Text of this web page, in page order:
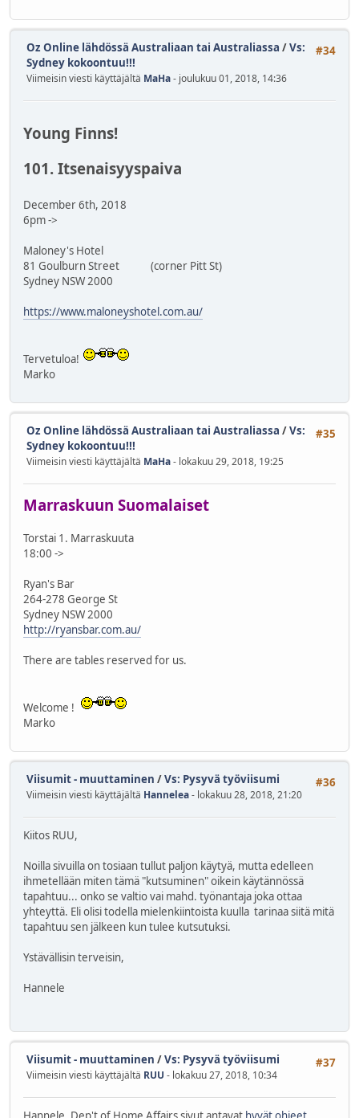
#34
Oz Online lähdössä Australiaan tai Australiassa /Vs:
Sydney kokoontuu!!!
Viimeisin viesti käyttäjältä MaHa- joulukuu 01, 2018, 14:36
Young Finns!
101. Itsenaisyyspaiva
December 6th, 2018
6pm ->
Maloney's Hotel
81 Goulburn Street (corner Pitt St)
Sydney NSW 2000
https://www.maloneyshotel.com.au/
Tervetuloa!
Marko
#35
Oz Online lähdössä Australiaan tai Australiassa /Vs:
Sydney kokoontuu!!!
Viimeisin viesti käyttäjältä MaHa- lokakuu 29, 2018, 19:25
Marraskuun Suomalaiset
Torstai 1. Marraskuuta
18:00 ->
Ryan's Bar
264-278 George St
Sydney NSW 2000
http://ryansbar.com.au/
There are tables reserved for us.
Welcome !
Marko
#36
Viisumit - muuttaminen /Vs: Pysyvä työviisumi
Viimeisin viesti käyttäjältä Hannelea- lokakuu 28, 2018, 21:20
Kiitos RUU,
Noilla sivuilla on tosiaan tullut paljon käytyä, mutta edelleen
ihmetellään miten tämä "kutsuminen" oikein käytännössä
tapahtuu... onko se valtio vai mahd. työnantaja joka ottaa
yhteyttä. Eli olisi todella mielenkiintoista kuulla tarinaa siitä mitä
tapahtuu sen jälkeen kun tulee kutsutuksi.
Ystävällisin terveisin,
Hannele
#37
Viisumit - muuttaminen /Vs: Pysyvä työviisumi
Viimeisin viesti käyttäjältä RUU - lokakuu 27, 2018, 10:34